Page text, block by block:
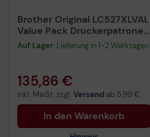
Brother Original LC527XLVAL
Value Pack Druckerpatrone
4-er Pack (LC527XLVAL)
Auf Lager: Lieferung in 1-2 Werktagen
135,86 €
inkl. MwSt. zzgl. Versand ab 5,99 €
In den Warenkorb